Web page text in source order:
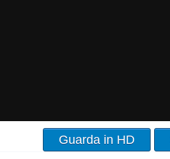
Guarda in HD